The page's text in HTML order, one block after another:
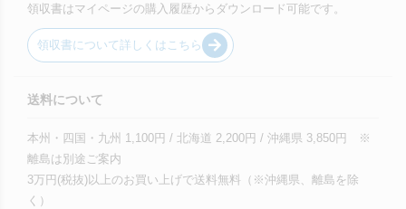
領収書はマイページの購入履歴からダウンロード可能です。
領収書について詳しくはこちら
送料について
本州・四国・九州 1,100円 / 北海道 2,200円 / 沖縄県 3,850円 ※
離島は別途ご案内
3万円(税抜)以上のお買い上げで送料無料（※沖縄県、離島を除
く）